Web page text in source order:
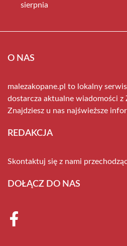
sierpnia
O NAS
malezakopane.pl to lokalny
dostarcza aktualne wiadomości z
Znajdziesz u nas najświeższe
REDAKCJA
Skontaktuj się z nami
DOŁĄCZ DO NAS